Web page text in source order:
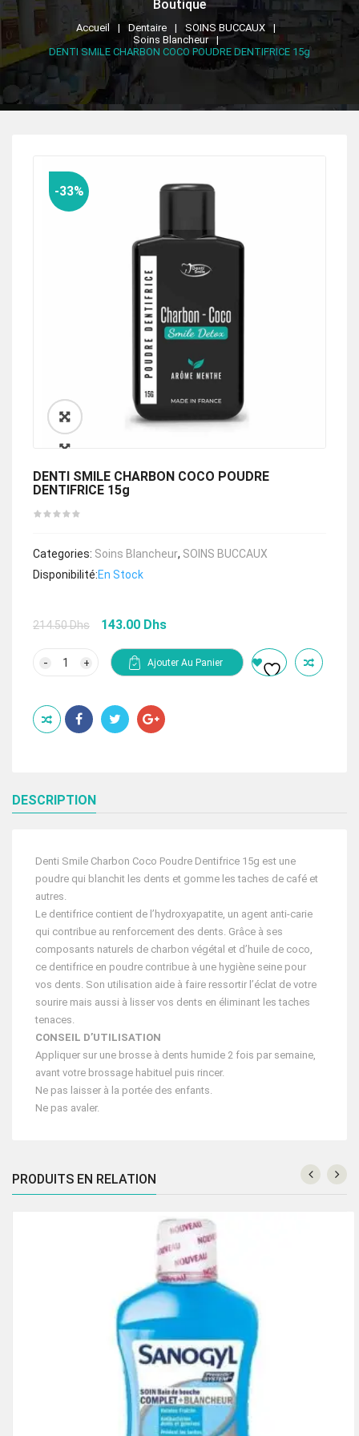
Boutique
Accueil Dentaire
SOINS BUCCAUX
Soins Blancheur
DENTI SMILE CHARBON COCO POUDRE DENTIFRICE 15g
🔍
-33%
DENTI SMILE CHARBON COCO POUDRE
DENTIFRICE 15g
Categories: Soins Blancheur, SOINS BUCCAUX
Disponibilité:En Stock
214.50Dhs
Le
initial
était :
143.00 Dhs
est :
CHARBON
COCO
POUDRE
Ajouter Au Panier
DESCRIPTION
Denti Smile Charbon Coco Poudre Dentifrice 15g est une
poudre qui blanchit les dents et gomme les taches de café et
autres.
Le dentifrice contient de l’hydroxyapatite, un agent anti-carie
qui contribue au renforcement des dents. Grâce à ses
composants naturels de charbon végétal et d’huile de coco,
ce dentifrice en poudre contribue à une hygiène seine pour
vos dents. Son utilisation aide à faire ressortir l’éclat de votre
sourire mais aussi à lisser vos dents en éliminant les taches
tenaces.
CONSEIL D’UTILISATION
Appliquer sur une brosse à dents humide 2 fois par semaine,
avant votre brossage habituel puis rincer.
Ne pas laisser à la portée des enfants.
Ne pas avaler.
PRODUITS EN RELATION